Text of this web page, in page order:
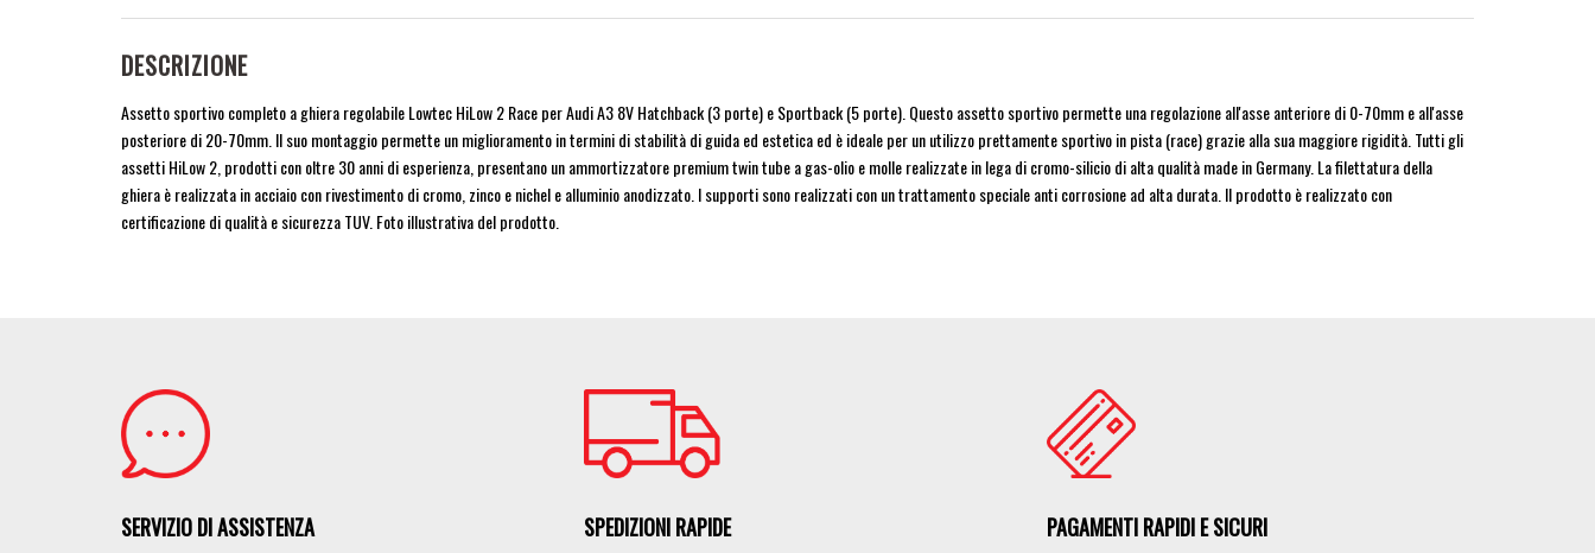
DESCRIZIONE
Assetto sportivo completo a ghiera regolabile Lowtec HiLow 2 Race per Audi A3 8V Hatchback (3 porte) e Sportback (5 porte). Questo assetto sportivo permette una regolazione all'asse anteriore di 0-70mm e all'asse
posteriore di 20-70mm. Il suo montaggio permette un miglioramento in termini di stabilità di guida ed estetica ed è ideale per un utilizzo prettamente sportivo in pista (race) grazie alla sua maggiore rigidità. Tutti gli
assetti HiLow 2, prodotti con oltre 30 anni di esperienza, presentano un ammortizzatore premium twin tube a gas-olio e molle realizzate in lega di cromo-silicio di alta qualità made in Germany. La filettatura della
ghiera è realizzata in acciaio con rivestimento di cromo, zinco e nichel e alluminio anodizzato. I supporti sono realizzati con un trattamento speciale anti corrosione ad alta durata. Il prodotto è realizzato con
certificazione di qualità e sicurezza TUV. Foto illustrativa del prodotto.
Image
SERVIZIO DI ASSISTENZA
Image
SPEDIZIONI RAPIDE
Image
PAGAMENTI RAPIDI E SICURI